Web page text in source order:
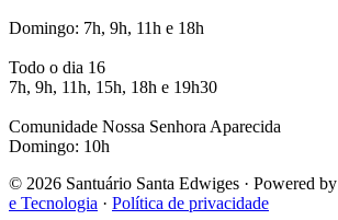
Domingo: 7h, 9h, 11h e 18h
Todo o dia 16
7h, 9h, 11h, 15h, 18h e 19h30
Comunidade Nossa Senhora Aparecida
Domingo: 10h
© 2026 Santuário Santa Edwiges · Powered by
e Tecnologia · Política de privacidade